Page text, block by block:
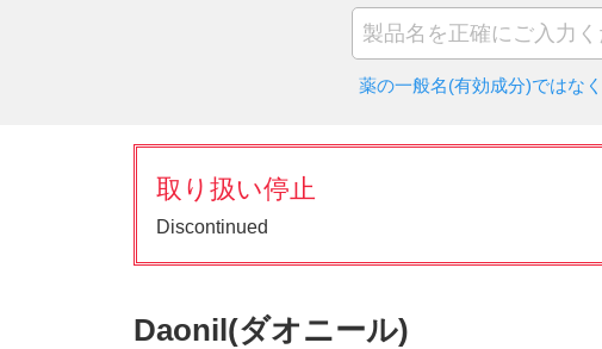
薬の一般名(有効成分)ではなく
取り扱い停止
Discontinued
Daonil(ダオニール)